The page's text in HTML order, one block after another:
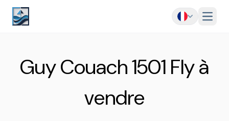
Menu
Guy Couach 1501 Fly à
vendre